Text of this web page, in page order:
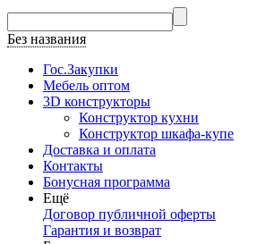
Без названия
Гос.Закупки
Мебель оптом
3D конструкторы
Конструктор кухни
Конструктор шкафа-купе
Доставка и оплата
Контакты
Бонусная программа
Ещё
Договор публичной оферты
Гарантия и возврат